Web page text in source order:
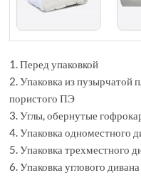
1. Перед упаковкой
2. Упаковка из пузырчатой
пористого ПЭ
3. Углы, обернутые
4. Упаковка одноместного
5. Упаковка трехместного
6. Упаковка углового